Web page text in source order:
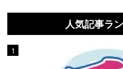
人気記事ラ